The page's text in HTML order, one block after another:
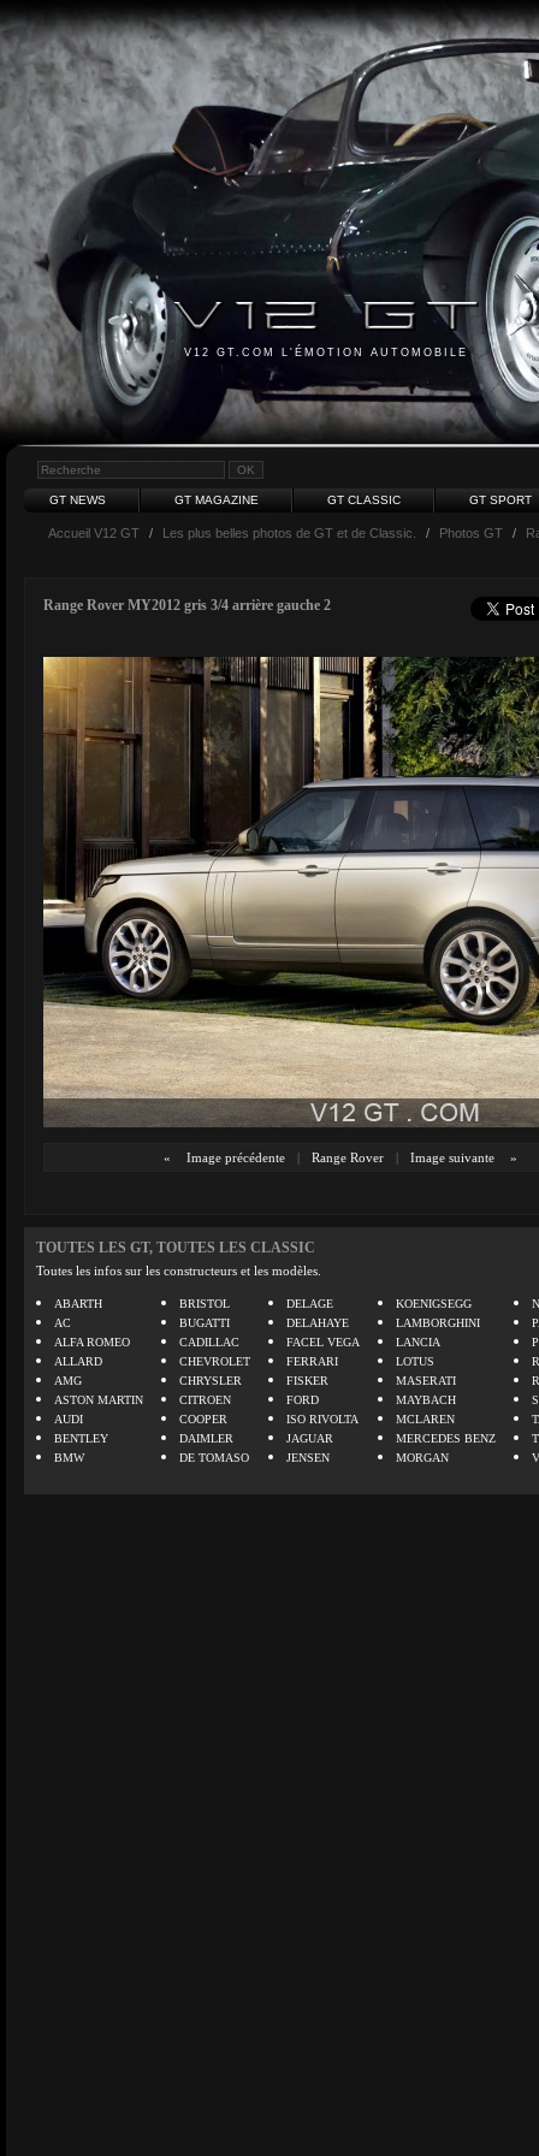
V12 GT.COM L'ÉMOTION AUTOMOBILE
GT NEWS GT MAGAZINE GT CLASSIC GT SPORT
Accueil V12 GT / Les plus belles photos de GT et de Classic. / Photos GT /
Range Rover MY2012 gris 3/4 arrière gauche 2
« Image précédente | Range Rover | Image suivante »
TOUTES LES GT, TOUTES LES CLASSIC
Toutes les infos sur les constructeurs et les modèles.
ABARTH
AC
ALFA ROMEO
ALLARD
AMG
ASTON MARTIN
AUDI
BENTLEY
BMW
BRISTOL
BUGATTI
CADILLAC
CHEVROLET
CHRYSLER
CITROEN
COOPER
DAIMLER
DE TOMASO
DELAGE
DELAHAYE
FACEL VEGA
FERRARI
FISKER
FORD
ISO RIVOLTA
JAGUAR
JENSEN
KOENIGSEGG
LAMBORGHINI
LANCIA
LOTUS
MASERATI
MAYBACH
MCLAREN
MERCEDES BENZ
MORGAN